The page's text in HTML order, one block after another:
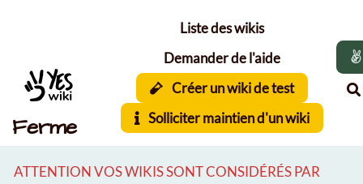
Ferme
Liste des wikis
Demander de l'aide
Créer un wiki de test
Solliciter maintien d'un wiki
ATTENTION VOS WIKIS SONT CONSIDÉRÉS PAR